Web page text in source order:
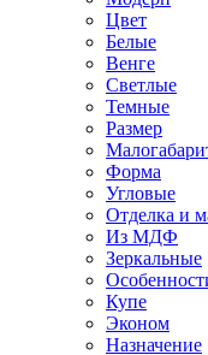
Цвет
Белые
Венге
Светлые
Темные
Размер
Форма
Угловые
Отделка и
Из МДФ
Зеркальные
Купе
Эконом
Назначение